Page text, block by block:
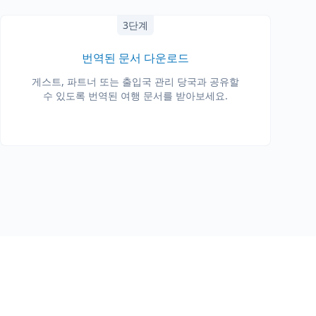
3단계
번역된 문서 다운로드
게스트, 파트너 또는 출입국 관리 당국과 공유할
수 있도록 번역된 여행 문서를 받아보세요.